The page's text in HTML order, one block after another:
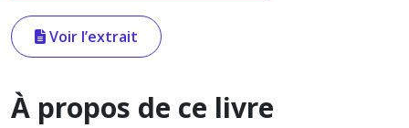
Voir l’extrait
À propos de ce livre